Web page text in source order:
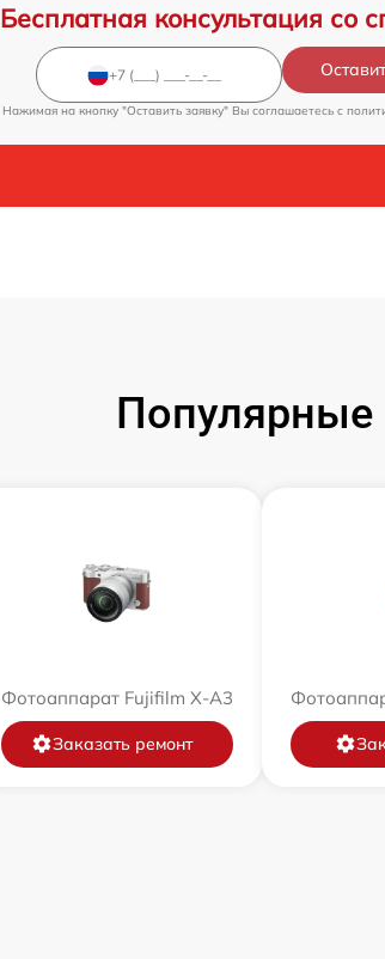
Бесплатная консультация со
Нажимая на кнопку "Оставить заявку" Вы соглашаетесь c
Популярные
Фотоаппарат Fujifilm X-A3
Заказать ремонт